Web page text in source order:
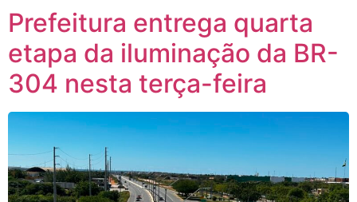
Prefeitura entrega quarta
etapa da iluminação da BR-
304 nesta terça-feira